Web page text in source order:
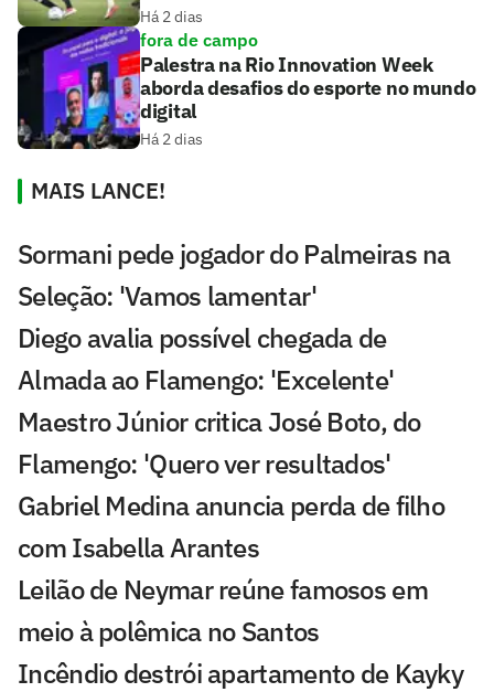
Há 2 dias
fora de campo
Palestra na Rio Innovation Week
aborda desafios do esporte no mundo
digital
Há 2 dias
MAIS LANCE!
Sormani pede jogador do Palmeiras na
Seleção: 'Vamos lamentar'
Diego avalia possível chegada de
Almada ao Flamengo: 'Excelente'
Maestro Júnior critica José Boto, do
Flamengo: 'Quero ver resultados'
Gabriel Medina anuncia perda de filho
com Isabella Arantes
Leilão de Neymar reúne famosos em
meio à polêmica no Santos
Incêndio destrói apartamento de Kayky